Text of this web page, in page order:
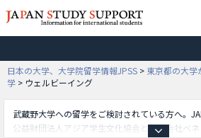
日本の大学、大学院留学情報JPSS > 東京都の大学
学 > ウェルビーイング
武蔵野大学への留学をご検討されている方へ。
公益財団法人アジア学生文化協会と株式会社ベ